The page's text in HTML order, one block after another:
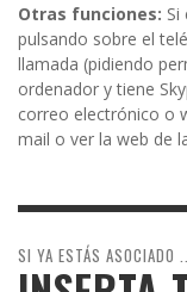
Otras funciones:
pulsando sobre el
llamada (pidiendo
ordenador y tiene
correo electrónico o
mail o ver la web de
SI YA ESTÁS ASOCIADO ...